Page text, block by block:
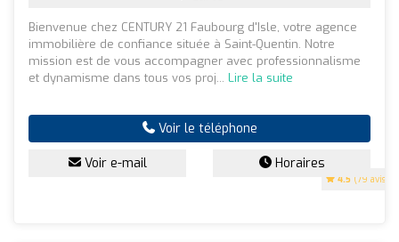
4.5 (79 avis)
Bienvenue chez CENTURY 21 Faubourg d'Isle, votre agence
immobilière de confiance située à Saint-Quentin. Notre
mission est de vous accompagner avec professionnalisme
et dynamisme dans tous vos proj... Lire la suite
Voir le téléphone
Voir e-mail Horaires